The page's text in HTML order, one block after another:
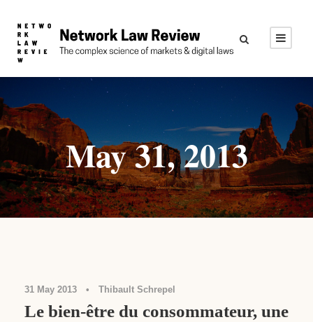
May 31, 2013
31 May 2013 • Thibault Schrepel
Le bien-être du consommateur, une